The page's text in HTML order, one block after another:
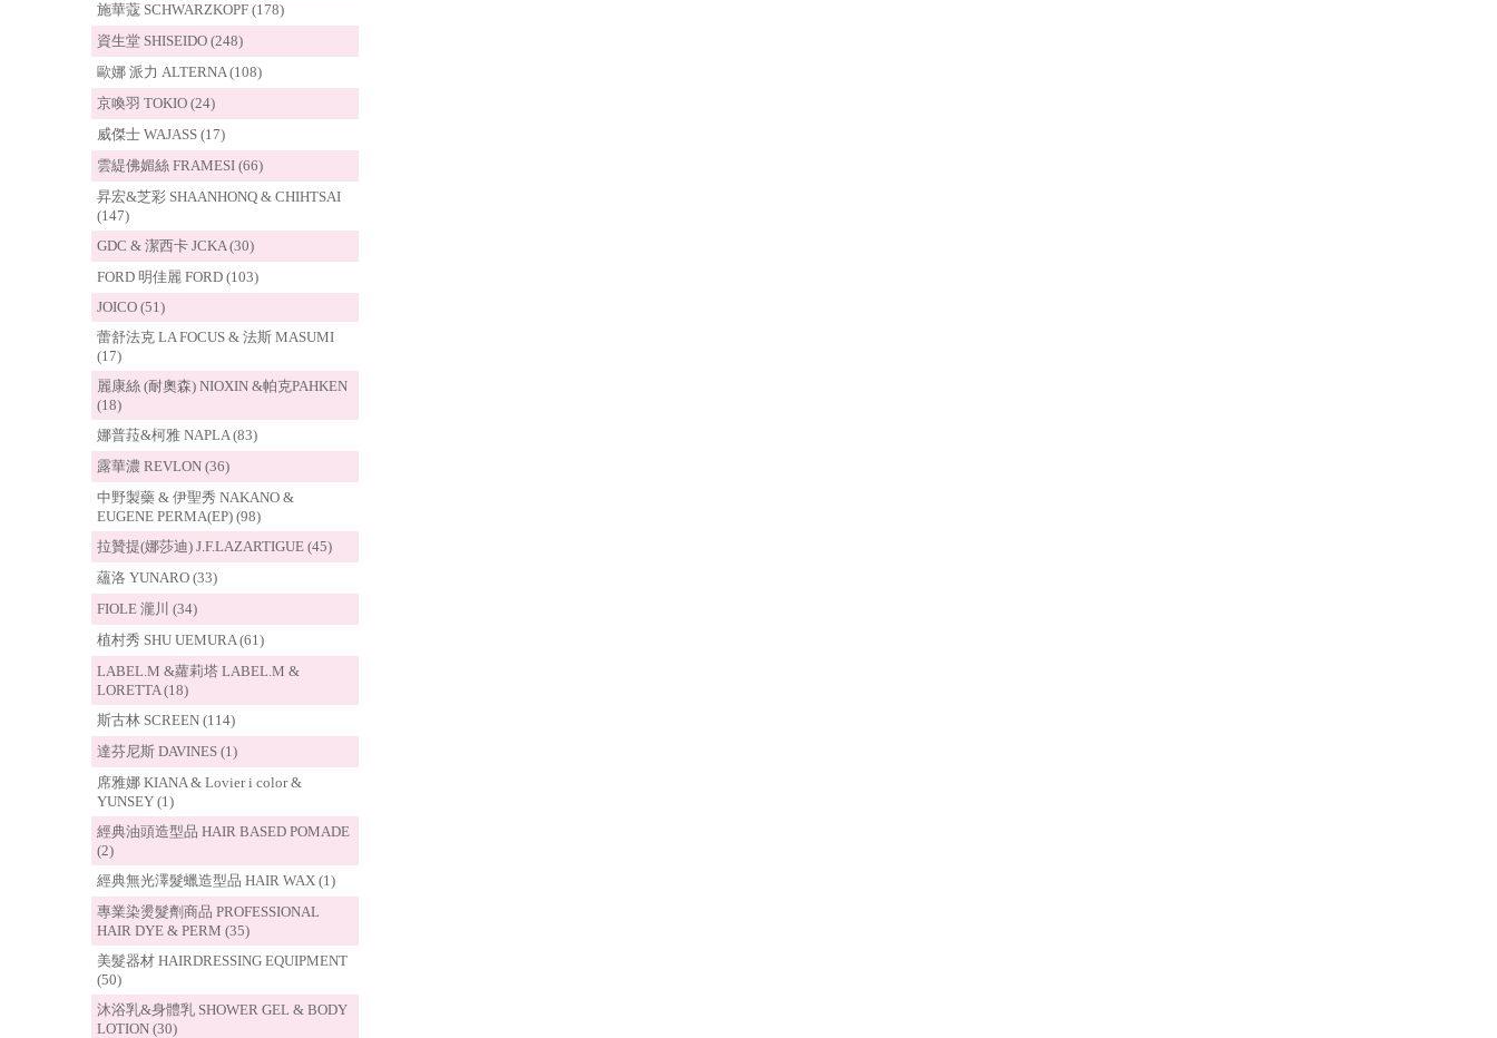
施華蔻 SCHWARZKOPF (178)
資生堂 SHISEIDO (248)
歐娜 派力 ALTERNA (108)
京喚羽 TOKIO (24)
威傑士 WAJASS (17)
雲緹佛媚絲 FRAMESI (66)
昇宏&芝彩 SHAANHONQ & CHIHTSAI
(147)
GDC & 潔西卡 JCKA (30)
FORD 明佳麗 FORD (103)
JOICO (51)
蕾舒法克 LA FOCUS & 法斯 MASUMI
(17)
麗康絲 (耐奧森) NIOXIN &帕克PAHKEN
(18)
娜普菈&柯雅 NAPLA (83)
露華濃 REVLON (36)
中野製藥 & 伊聖秀 NAKANO &
EUGENE PERMA(EP) (98)
拉贊提(娜莎迪) J.F.LAZARTIGUE (45)
蘊洛 YUNARO (33)
FIOLE 瀧川 (34)
植村秀 SHU UEMURA (61)
LABEL.M &蘿莉塔 LABEL.M &
LORETTA (18)
斯古林 SCREEN (114)
達芬尼斯 DAVINES (1)
席雅娜 KIANA & Lovier i color &
YUNSEY (1)
經典油頭造型品 HAIR BASED POMADE
(2)
經典無光澤髮蠟造型品 HAIR WAX (1)
專業染燙髮劑商品 PROFESSIONAL
HAIR DYE & PERM (35)
美髮器材 HAIRDRESSING EQUIPMENT
(50)
沐浴乳&身體乳 SHOWER GEL & BODY
LOTION (30)